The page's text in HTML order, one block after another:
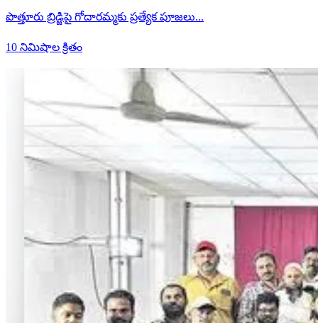
పొత్తూరు బ్రిడ్జిపై గోదారమ్మకు ప్రత్యేక పూజలు...
10 నిమిషాల క్రితం